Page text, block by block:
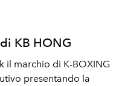
KB HONG
il marchio di K-BOXING
presentando la